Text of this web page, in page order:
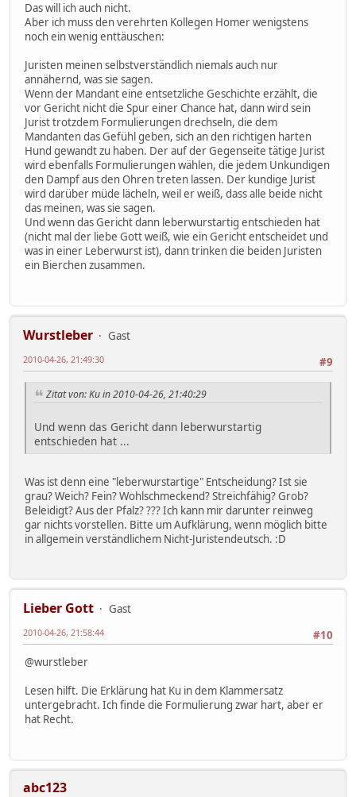
Das will ich auch nicht.
Aber ich muss den verehrten Kollegen Homer wenigstens
noch ein wenig enttäuschen:
Juristen meinen selbstverständlich niemals auch nur
annähernd, was sie sagen.
Wenn der Mandant eine entsetzliche Geschichte erzählt, die
vor Gericht nicht die Spur einer Chance hat, dann wird sein
Jurist trotzdem Formulierungen drechseln, die dem
Mandanten das Gefühl geben, sich an den richtigen harten
Hund gewandt zu haben. Der auf der Gegenseite tätige Jurist
wird ebenfalls Formulierungen wählen, die jedem Unkundigen
den Dampf aus den Ohren treten lassen. Der kundige Jurist
wird darüber müde lächeln, weil er weiß, dass alle beide nicht
das meinen, was sie sagen.
Und wenn das Gericht dann leberwurstartig entschieden hat
(nicht mal der liebe Gott weiß, wie ein Gericht entscheidet und
was in einer Leberwurst ist), dann trinken die beiden Juristen
ein Bierchen zusammen.
Wurstleber
Gast
#9
2010-04-26, 21:49:30
Zitat von: Ku in 2010-04-26, 21:40:29
Und wenn das Gericht dann leberwurstartig
entschieden hat ...
Was ist denn eine "leberwurstartige" Entscheidung? Ist sie
grau? Weich? Fein? Wohlschmeckend? Streichfähig? Grob?
Beleidigt? Aus der Pfalz? ??? Ich kann mir darunter reinweg
gar nichts vorstellen. Bitte um Aufklärung, wenn möglich bitte
in allgemein verständlichem Nicht-Juristendeutsch. :D
Lieber Gott
Gast
#10
2010-04-26, 21:58:44
@wurstleber
Lesen hilft. Die Erklärung hat Ku in dem Klammersatz
untergebracht. Ich finde die Formulierung zwar hart, aber er
hat Recht.
abc123